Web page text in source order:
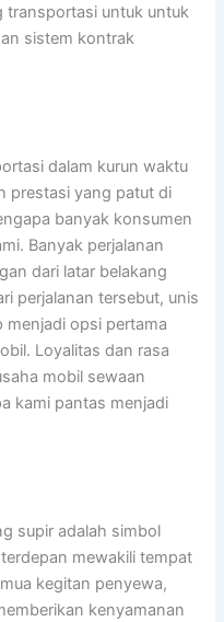
transportasi untuk untuk
sistem kontrak
dalam kurun waktu
prestasi yang patut di
banyak konsumen
Banyak perjalanan
dari latar belakang
perjalanan tersebut, unis
menjadi opsi pertama
Loyalitas dan rasa
mobil sewaan
kami pantas menjadi
supir adalah simbol
mewakili tempat
kegitan penyewa,
kenyamanan